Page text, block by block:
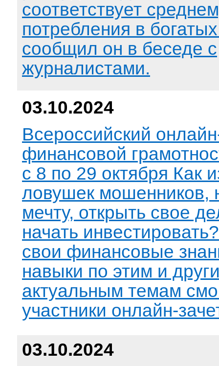
соответствует
потребления в
сообщил он в беседе с
журналистами.
03.10.2024
Всероссийский
финансовой
с 8 по 29 октября Как
ловушек мошенников,
мечту, открыть свое
начать
свои финансовые
навыки по этим и
актуальным темам
участники онлайн-
03.10.2024